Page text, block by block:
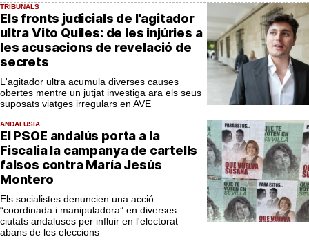
TRIBUNALS
Els fronts judicials de l'agitador
ultra Vito Quiles: de les injúries a
les acusacions de revelació de
secrets
L'agitador ultra acumula diverses causes
obertes mentre un jutjat investiga ara els seus
suposats viatges irregulars en AVE
ANDALUSIA
El PSOE andalús porta a la
Fiscalia la campanya de cartells
falsos contra María Jesús
Montero
Els socialistes denuncien una acció
“coordinada i manipuladora” en diverses
ciutats andaluses per influir en l'electorat
abans de les eleccions